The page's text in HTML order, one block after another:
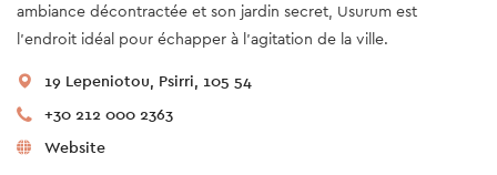
ambiance décontractée et son jardin secret, Usurum est
l'endroit idéal pour échapper à l'agitation de la ville.
19 Lepeniotou, Psirri, 105 54
+30 212 000 2363
Website